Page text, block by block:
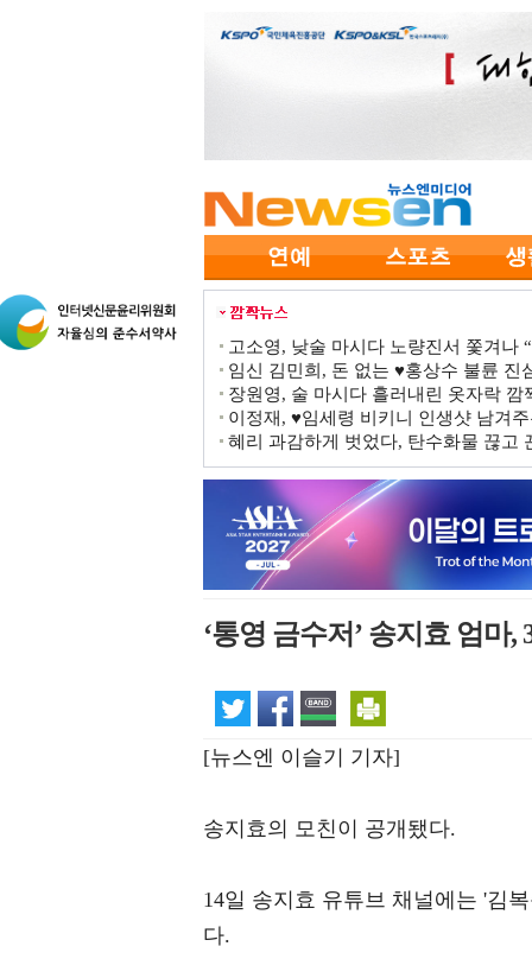
고소영, 낮술 마시다 노량진서 쫓겨나
임신 김민희, 돈 없는 ♥홍상수 불륜
장원영, 술 마시다 흘러내린 옷자락
이정재, ♥임세령 비키니 인생샷 남겨
혜리 과감하게 벗었다, 탄수화물 끊고
‘통영 금수저’ 송지효 엄
[뉴스엔 이슬기 기자]
송지효의 모친이 공개됐다.
14일 송지효 유튜브 채널에는 '김
다.